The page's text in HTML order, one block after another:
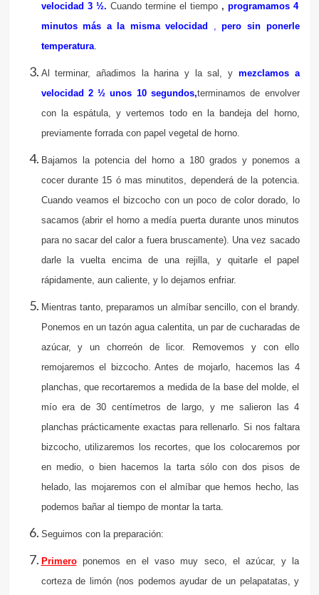
velocidad 3 ½. Cuando termine el tiempo ,programamos 4
minutos más a la misma velocidad ,pero sin ponerle
temperatura.
Al terminar, añadimos la harina y la sal, y mezclamos a
velocidad 2 ½ unos 10segundos,terminamos de envolver
con la espátula, y vertemos todo en la bandeja del horno,
previamente forrada con papel vegetal de horno.
Bajamos la potencia del horno a 180 grados y ponemos a
cocer durante 15 ó mas minutitos, dependerá de la potencia.
Cuando veamos el bizcocho con un poco de color dorado, lo
sacamos (abrir el horno a medía puerta durante unos minutos
para no sacar del calor a fuera bruscamente). Una vez sacado
darle la vuelta encima de una rejilla, y quitarle el papel
rápidamente, aun caliente, y lo dejamos enfriar.
Mientras tanto, preparamos un almíbar sencillo, con el brandy.
Ponemos en un tazón agua calentita, un par de cucharadas de
azúcar, y un chorreón de licor. Removemos y con ello
remojaremos el bizcocho. Antes de mojarlo, hacemos las 4
planchas, que recortaremos a medida de la base del molde, el
mío era de 30 centímetros de largo, y me salieron las 4
planchas prácticamente exactas para rellenarlo. Si nos faltara
bizcocho, utilizaremos los recortes, que los colocaremos por
en medio, o bien hacemos la tarta sólo con dos pisos de
helado, las mojaremos con el almíbar que hemos hecho, las
podemos bañar al tiempo de montar la tarta.
Seguimos con la preparación:
Primeroponemos en el vaso muy seco, el azúcar, y la
corteza de limón (nos podemos ayudar de un pelapatatas, y